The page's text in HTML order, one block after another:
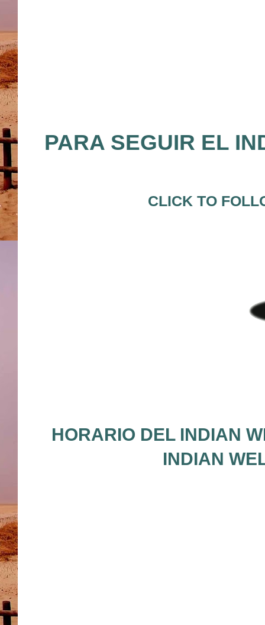
PARA SEGUIR EL
CLICK TO
HORARIO DEL INDIAN
INDIAN